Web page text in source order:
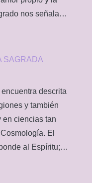
nos señala…
SAGRADA
descrita
y también
en ciencias tan
El
al Espíritu;…